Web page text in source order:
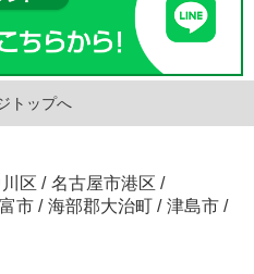
トップへ
区 / 名古屋市港区 /
市 / 海部郡大治町 / 津島市 /